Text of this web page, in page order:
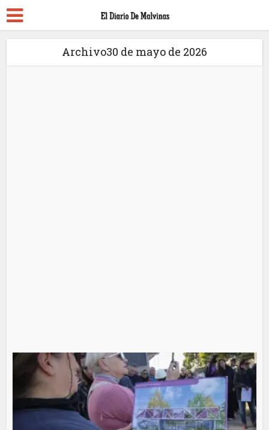
Archivo30 de mayo de 2026